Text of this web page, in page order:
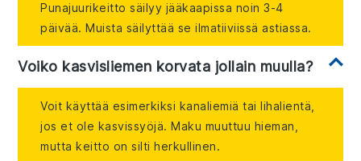
Punajuurikeitto säilyy jääkaapissa noin 3-4
päivää. Muista säilyttää se ilmatiiviissä astiassa.
Voiko kasvisliemen korvata jollain muulla?
Voit käyttää esimerkiksi kanaliemiä tai lihalientä,
jos et ole kasvissyöjä. Maku muuttuu hieman,
mutta keitto on silti herkullinen.